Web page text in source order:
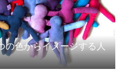
の色からイメージする人